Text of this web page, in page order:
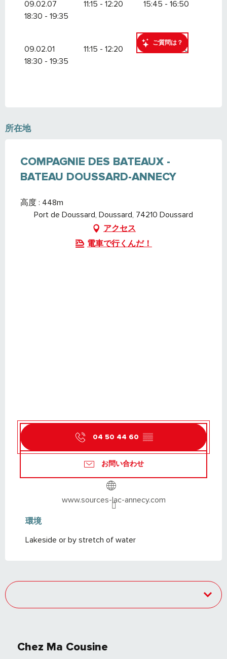
ご質問は？
09.02.07 11:15 - 12:20
15:45 - 16:50
18:30 - 19:35
09.02.01 11:15 - 12:20
15:45 - 16:50
18:30 - 19:35
所在地
COMPAGNIE DES BATEAUX -
BATEAU DOUSSARD-ANNECY
高度 : 448m
Port de Doussard, Doussard, 74210 Doussard
アクセス
電車で行くんだ！
04 50 44 60 ▒▒
お問い合わせ
www.sources-lac-annecy.com
環境
環境
Lakeside or by stretch of water
Chez Ma Cousine